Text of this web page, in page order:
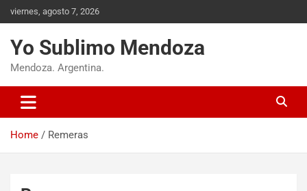
viernes, agosto 7, 2026
Yo Sublimo Mendoza
Mendoza. Argentina.
Home Remeras